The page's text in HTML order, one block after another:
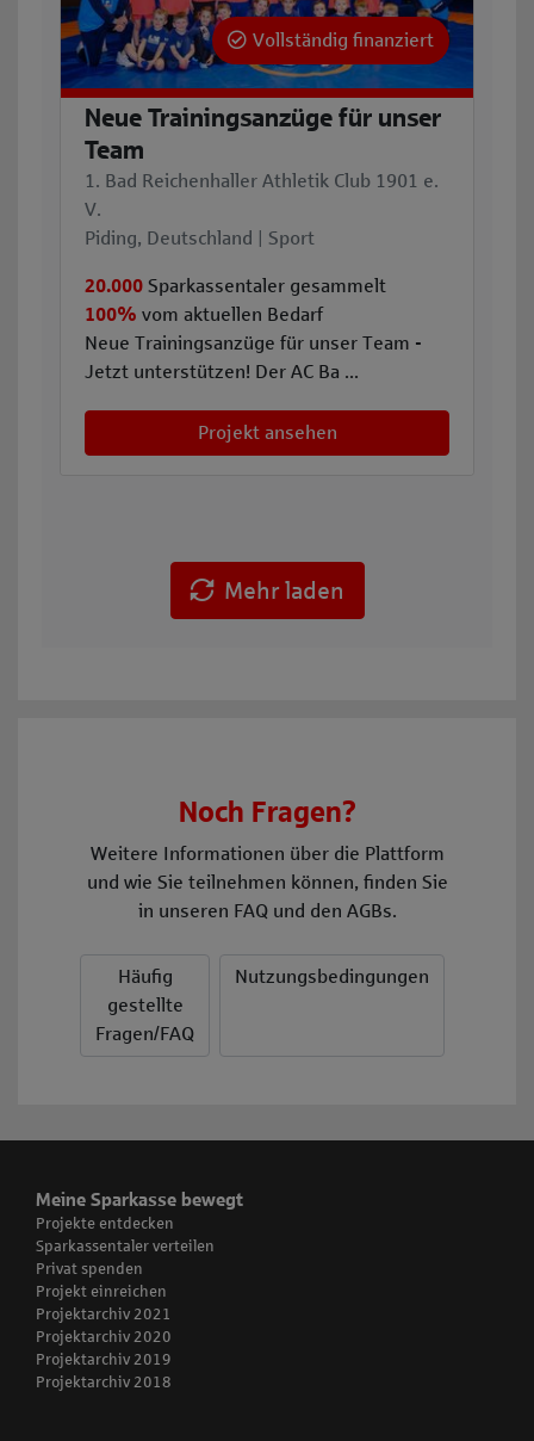
Vollständig finanziert
Neue Trainingsanzüge für unser
Team
1. Bad Reichenhaller Athletik Club 1901 e.
V.
Piding, Deutschland | Sport
20.000 Sparkassentaler gesammelt
100% vom aktuellen Bedarf
Neue Trainingsanzüge für unser Team -
Jetzt unterstützen! Der AC Ba ...
Projekt ansehen
Mehr laden
Noch Fragen?
Weitere Informationen über die Plattform
und wie Sie teilnehmen können, finden Sie
in unseren FAQ und den AGBs.
Häufig
gestellte
Fragen/FAQ
Nutzungsbedingungen
Meine Sparkasse bewegt
Projekte entdecken
Sparkassentaler verteilen
Privat spenden
Projekt einreichen
Projektarchiv 2021
Projektarchiv 2020
Projektarchiv 2019
Projektarchiv 2018